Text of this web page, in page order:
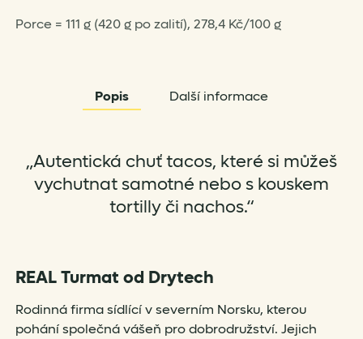
Porce = 111 g (420 g po zalití), 278,4 Kč/100 g
Popis Další informace
„Autentická chuť tacos, které si můžeš
vychutnat samotné nebo s kouskem
tortilly či nachos.“
REAL Turmat od Drytech
Rodinná firma sídlící v severním Norsku, kterou
pohání společná vášeň pro dobrodružství. Jejich